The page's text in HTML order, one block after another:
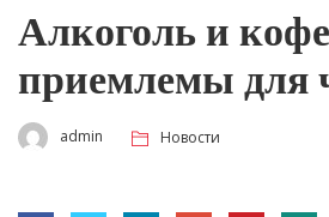
Алкоголь и кофе
приемлемы для
admin Новости